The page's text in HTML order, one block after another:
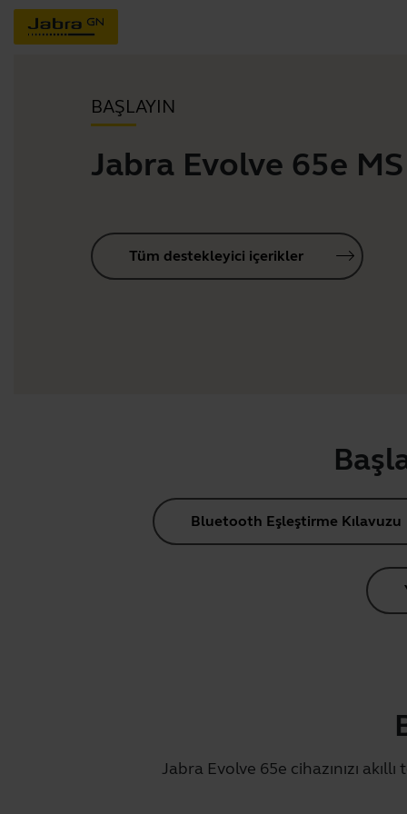
BAŞLAYIN
Jabra Evolve 65e MS
Tüm destekleyici içerikler
Bluetooth Eşleştirme Kılavuzu
Jabra Evolve 65e cihazınızı